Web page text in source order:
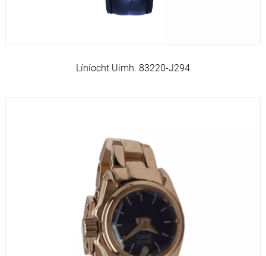
Líníocht Uimh. 83220-J294